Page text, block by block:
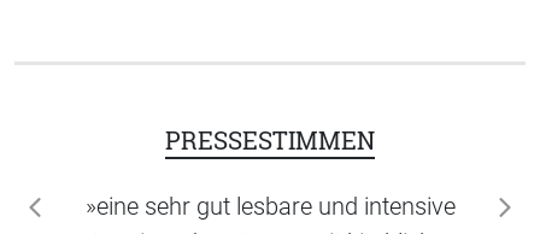
PRESSESTIMMEN
»eine sehr gut lesbare und intensive
zurück